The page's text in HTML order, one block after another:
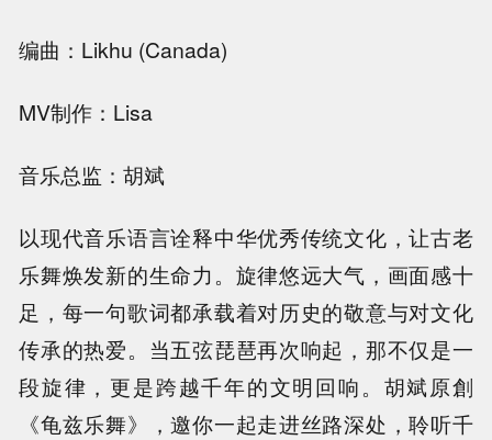
编曲：Likhu (Canada)
MV制作：Lisa
音乐总监：胡斌
以现代音乐语言诠释中华优秀传统文化，让古老
乐舞焕发新的生命力。旋律悠远大气，画面感十
足，每一句歌词都承载着对历史的敬意与对文化
传承的热爱。当五弦琵琶再次响起，那不仅是一
段旋律，更是跨越千年的文明回响。胡斌原創
《龟兹乐舞》，邀你一起走进丝路深处，聆听千